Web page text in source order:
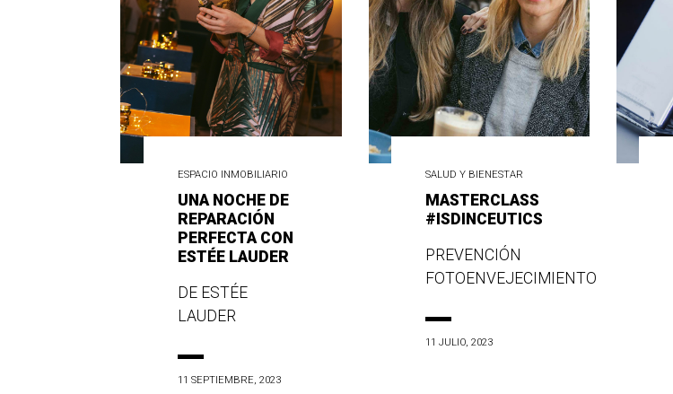
ESPACIO INMOBILIARIO
UNA NOCHE DE
REPARACIÓN
PERFECTA CON
ESTÉE LAUDER
DE ESTÉE
LAUDER
11 SEPTIEMBRE, 2023
SALUD Y BIENESTAR
MASTERCLASS
#ISDINCEUTICS
PREVENCIÓN
FOTOENVEJECIMIENTO
11 JULIO, 2023